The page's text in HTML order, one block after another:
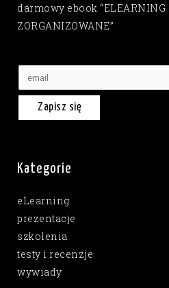
darmowy ebook “ELEARNING
ZORGANIZOWANE”
Zapisz się
Kategorie
eLearning
prezentacje
szkolenia
testy i recenzje
wywiady